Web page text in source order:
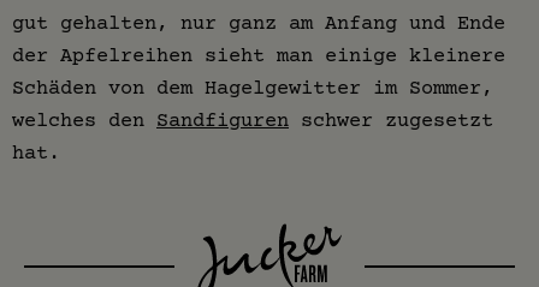
gut gehalten, nur ganz am Anfang und Ende
der Apfelreihen sieht man einige kleinere
Schäden von dem Hagelgewitter im Sommer,
welches den Sandfiguren schwer zugesetzt
hat.